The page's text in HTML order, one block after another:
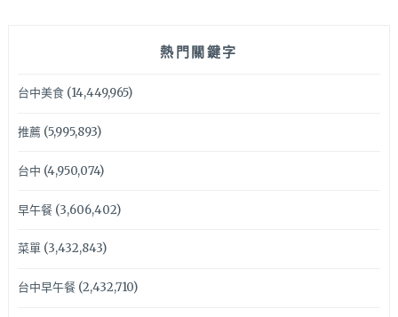
熱門關鍵字
台中美食(14,449,965)
推薦(5,995,893)
台中 (4,950,074)
早午餐(3,606,402)
菜單(3,432,843)
台中早午餐(2,432,710)